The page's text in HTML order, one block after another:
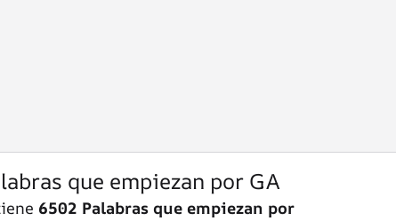
que empiezan por GA
6502 Palabras que empiezan por